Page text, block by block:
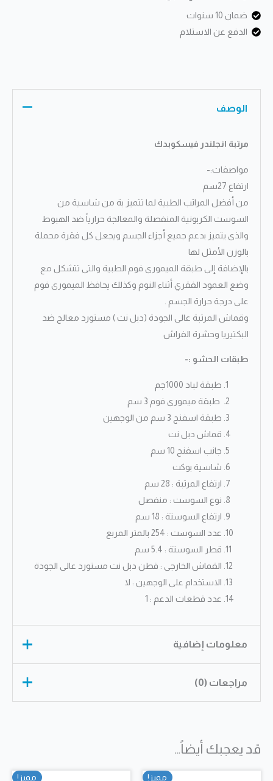
ضمان 10 سنوات
الدفع عن الاستلام
الوصف
مرتبة انجلندر فيسكوبدك
مواصفات:-
ارتفاع 27سم
من أفضل المراتب الطبية لما تتميز بة من شاسية من
السوست الكربونية المنفصلة والمعالجة حرارياً ضد الهبوط
والذى يتميز بدعم جميع أجزاء الجسم ويجعل كل فقرة محملة
بالوزن الأمثل لها
بالإضافة إلى طبقة الميمورى فوم الطبية والتى تتشكل مع
وضع العمود الفقري أثناء النوم وكذلك يحافظ الميمورى فوم
على درجة حرارة الجسم .
وقماش المرتبة عالى الجودة (دبل نت ) مستورد معالج ضد
البكتيريا وحشرة الفراش
طبقات الحشو :-
طبقة لباد 1000جم
طبقة ميمورى فوم 3 سم
طبقة اسفنج 3 سم من الوجهين
قماش دبل نت
جانب اسفنج 10 سم
شاسية بوكت
ارتفاع المرتبة : 28 سم
نوع السوست : منفصل
ارتفاع السوستة : 18 سم
عدد السوست : 254 بالمتر المربع
قطر السوستة : 5.4 سم
القماش الخارجى : قطن دبل نت مستورد عالى الجودة
الاستخدام على الوجهين : لا
عدد قطعات الدعم : 1
معلومات إضافية
الأبعاد
العرض
150cm, 160cm, 170cm,
مراجعات (0)
كن أول من يقيم “مرتبة انجلندر
فيسكوبدك”
قد يعجبك أيضاً…
مميز! مميز!